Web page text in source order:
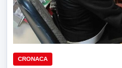
CRONACA